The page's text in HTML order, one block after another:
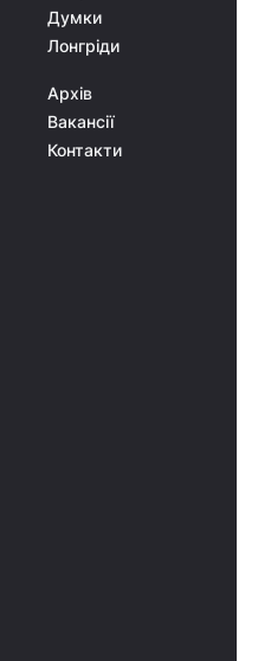
Думки
Лонгріди
Архів
Вакансії
Контакти